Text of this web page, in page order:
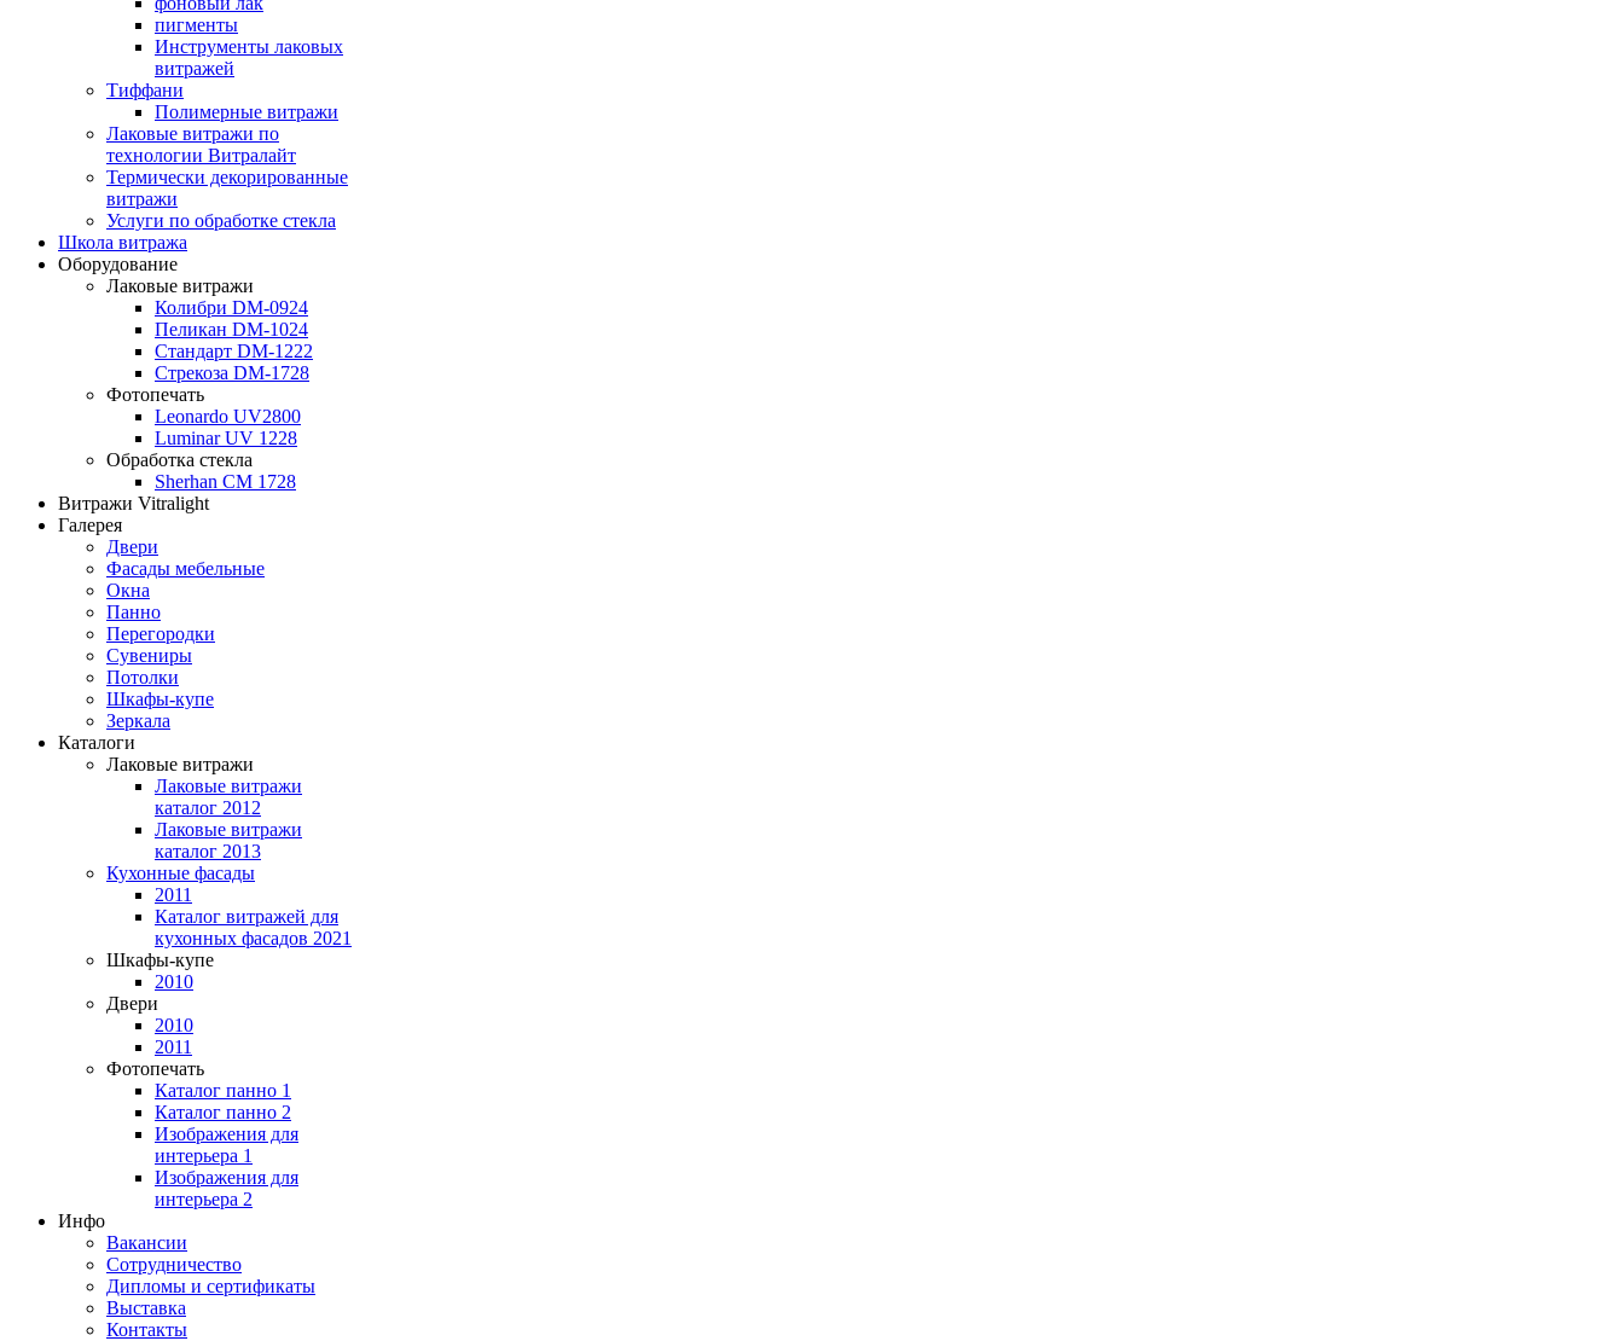
пигменты
Инструменты лаковых
витражей
Тиффани
Полимерные витражи
Лаковые витражи по
технологии Витралайт
Термически декорированные
витражи
Услуги по обработке стекла
Школа витража
Оборудование
Лаковые витражи
Колибри DM-0924
Пеликан DM-1024
Стандарт DM-1222
Стрекоза DM-1728
Фотопечать
Leonardo UV2800
Luminar UV 1228
Обработка стекла
Sherhan CM 1728
Витражи Vitralight
Галерея
Двери
Фасады мебельные
Окна
Панно
Перегородки
Сувениры
Потолки
Шкафы-купе
Зеркала
Каталоги
Лаковые витражи
Лаковые витражи
каталог 2012
Лаковые витражи
каталог 2013
Кухонные фасады
2011
Каталог витражей для
кухонных фасадов 2021
Шкафы-купе
2010
Двери
2010
2011
Фотопечать
Каталог панно 1
Каталог панно 2
Изображения для
интерьера 1
Изображения для
интерьера 2
Инфо
Вакансии
Сотрудничество
Дипломы и сертификаты
Выставка
Контакты